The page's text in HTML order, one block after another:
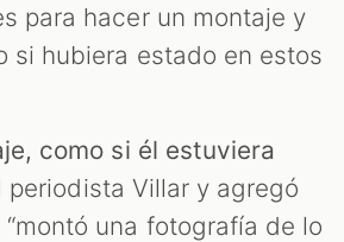
para hacer un montaje y
si hubiera estado en estos
como si él estuviera
periodista Villar y agregó
una fotografía de lo